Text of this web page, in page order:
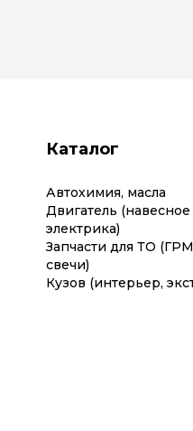
Каталог
Автохимия, масла
Двигатель
электрика)
Запчасти для ТО
свечи)
Кузов (интерьер,